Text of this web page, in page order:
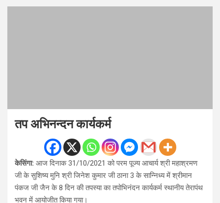
तप अभिनन्दन कार्यकर्म
केसिंगा: आज दिनाक 31/10/2021 को परम पूज्य आचार्य श्री महाश्रमण
जी के सुशिष्य मुनि श्री जिनेश कुमार जी ठाना 3 के सान्निध्य में श्रीमान
पंकज जी जैन के 8 दिन की तपस्या का तपोभिनंदन कार्यकर्म स्थानीय तेरापंथ
भवन में आयोजीत किया गया।